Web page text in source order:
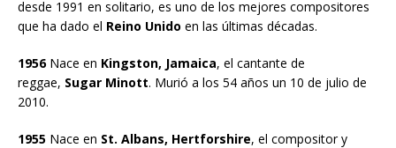
desde 1991 en solitario, es uno de los mejores compositores
que ha dado el Reino Unido en las últimas décadas.
1956Nace en Kingston, Jamaica, el cantante de
reggae, Sugar Minott. Murió a los 54 años un 10 de julio de
2010.
1955 Nace en St. Albans, Hertforshire, el compositor y